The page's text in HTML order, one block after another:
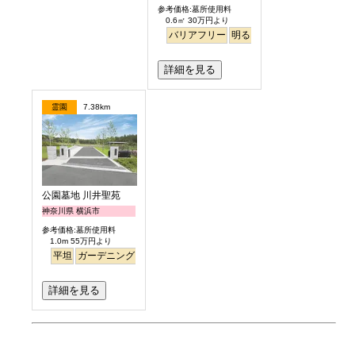
参考価格:墓所使用料
0.6㎡ 30万円より
バリアフリー 明るい
詳細を見る
霊園 7.38km
公園墓地 川井聖苑
神奈川県 横浜市
参考価格:墓所使用料
1.0m 55万円より
平坦 ガーデニング
詳細を見る